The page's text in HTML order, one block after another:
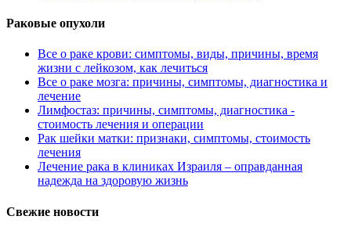
Раковые опухоли
Все о раке крови: симптомы, виды, причины, время
жизни с лейкозом, как лечиться
Все о раке мозга: причины, симптомы, диагностика и
лечение
Лимфостаз: причины, симптомы, диагностика -
стоимость лечения и операции
Рак шейки матки: признаки, симптомы, стоимость
лечения
Лечение рака в клиниках Израиля – оправданная
надежда на здоровую жизнь
Свежие новости